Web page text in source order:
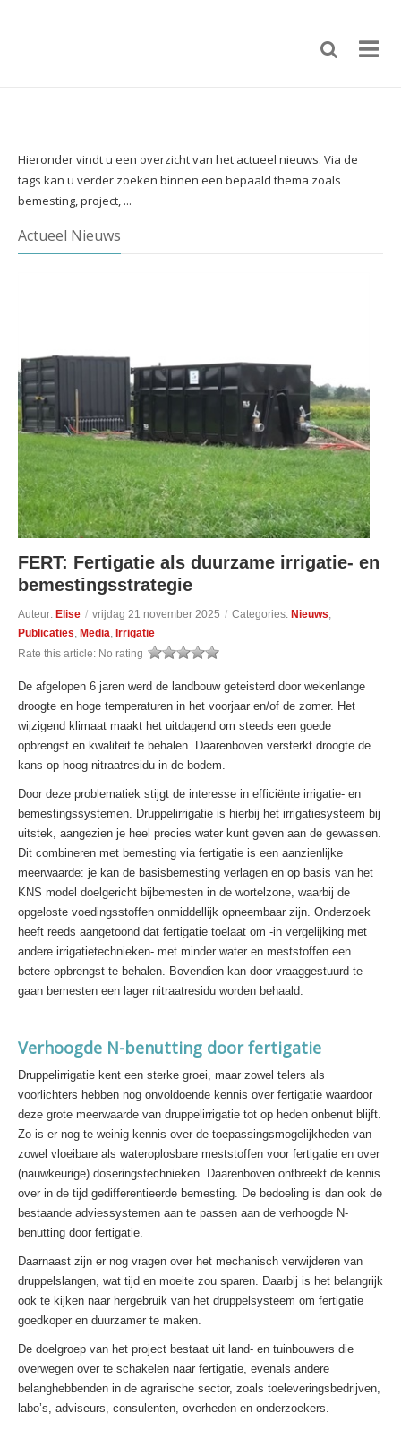
Hieronder vindt u een overzicht van het actueel nieuws. Via de
tags kan u verder zoeken binnen een bepaald thema zoals
bemesting, project, ...
Actueel Nieuws
FERT: Fertigatie als duurzame irrigatie- en
bemestingsstrategie
Auteur: Elise / vrijdag 21 november 2025 / Categories: Nieuws
Publicaties Media Irrigatie
Rate this article: No rating
De afgelopen 6 jaren werd de landbouw geteisterd door wekenlange
droogte en hoge temperaturen in het voorjaar en/of de zomer. Het
wijzigend klimaat maakt het uitdagend om steeds een goede
opbrengst en kwaliteit te behalen. Daarenboven versterkt droogte de
kans op hoog nitraatresidu in de bodem.
Door deze problematiek stijgt de interesse in efficiënte irrigatie- en
bemestingssystemen. Druppelirrigatie is hierbij het irrigatiesysteem bij
uitstek, aangezien je heel precies water kunt geven aan de gewassen.
Dit combineren met bemesting via fertigatie is een aanzienlijke
meerwaarde: je kan de basisbemesting verlagen en op basis van het
KNS model doelgericht bijbemesten in de wortelzone, waarbij de
opgeloste voedingsstoffen onmiddellijk opneembaar zijn. Onderzoek
heeft reeds aangetoond dat fertigatie toelaat om -in vergelijking met
andere irrigatietechnieken- met minder water en meststoffen een
betere opbrengst te behalen. Bovendien kan door vraaggestuurd te
gaan bemesten een lager nitraatresidu worden behaald.
Verhoogde N-benutting door fertigatie
Druppelirrigatie kent een sterke groei, maar zowel telers als
voorlichters hebben nog onvoldoende kennis over fertigatie waardoor
deze grote meerwaarde van druppelirrigatie tot op heden onbenut blijft.
Zo is er nog te weinig kennis over de toepassingsmogelijkheden van
zowel vloeibare als wateroplosbare meststoffen voor fertigatie en over
(nauwkeurige) doseringstechnieken. Daarenboven ontbreekt de kennis
over in de tijd gedifferentieerde bemesting. De bedoeling is dan ook de
bestaande adviessystemen aan te passen aan de verhoogde N-
benutting door fertigatie.
Daarnaast zijn er nog vragen over het mechanisch verwijderen van
druppelslangen, wat tijd en moeite zou sparen. Daarbij is het belangrijk
ook te kijken naar hergebruik van het druppelsysteem om fertigatie
goedkoper en duurzamer te maken.
De doelgroep van het project bestaat uit land- en tuinbouwers die
overwegen over te schakelen naar fertigatie, evenals andere
belanghebbenden in de agrarische sector, zoals toeleveringsbedrijven,
labo’s, adviseurs, consulenten, overheden en onderzoekers.